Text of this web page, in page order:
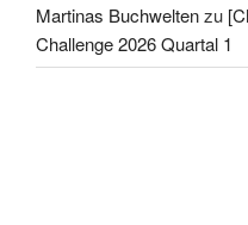
Martinas Buchweltenzu
Challenge 2026 Quartal 1